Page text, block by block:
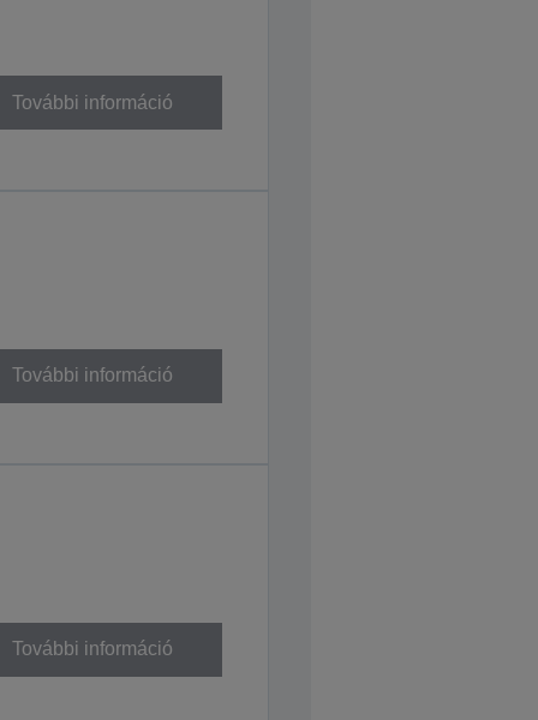
További információ
További információ
További információ